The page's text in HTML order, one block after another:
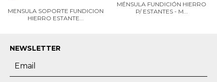
MENSULA SOPORTE FUNDICION
HIERRO ESTANTE...
MÉNSULA FUNDICIÓN HIERRO
P/ ESTANTES - M...
NEWSLETTER